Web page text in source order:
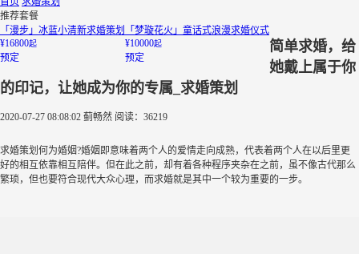
推荐套餐
「漫步」冰蓝小清新求婚策划
¥16800起
预定
「梦璇花火」童话式浪漫求婚仪式
¥10000起
预定
简单求婚，给
她戴上属于你
的印记，让她成为你的专属_求婚策划
2020-07-27 08:08:02 蓟畅然 阅读：36219
求婚策划何为婚姻?婚姻即意味着两个人的爱情走向成熟，代表着两个人在以后里更
好的相互依靠相互陪伴。但在此之前，却有着各种程序夹杂在之前，虽不像古代那么
繁琐，但也要符合现代大众心理，而求婚就是其中一个较为重要的一步。